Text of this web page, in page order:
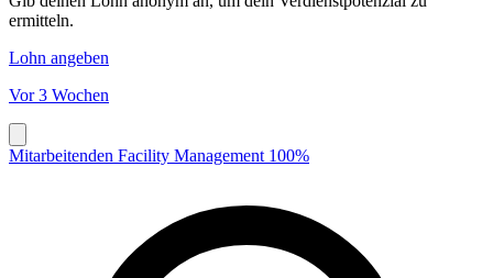
ermitteln.
Lohn angeben
Vor 3 Wochen
Mitarbeitenden Facility Management 100%